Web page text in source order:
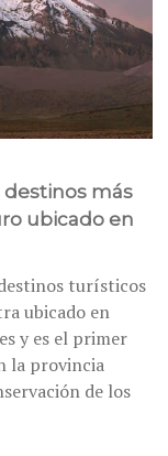
destinos más
ubicado en
turísticos
ubicado en
y es el primer
la provincia
de los